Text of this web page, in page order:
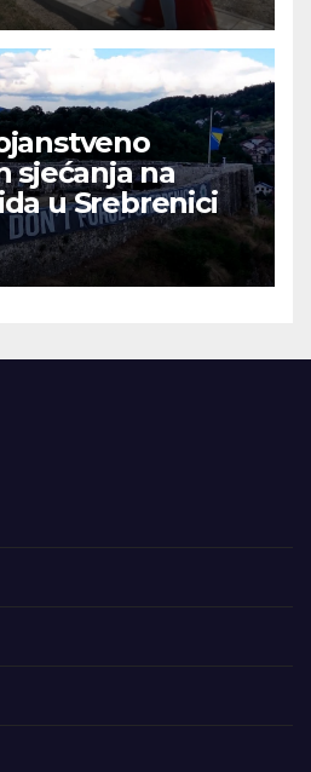
sjećanja na
u Srebrenici